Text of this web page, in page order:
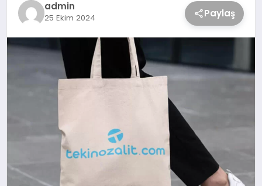
admin
25 Ekim 2024 Paylaş